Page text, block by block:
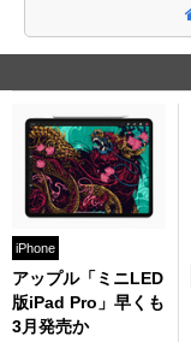
iPhone
アップル「ミニLED
版iPad Pro」早くも
3月発売か